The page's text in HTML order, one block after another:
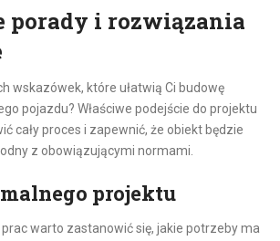
porady i rozwiązania
wskazówek, które ułatwią Ci budowę
pojazdu? Właściwe podejście do projektu
cały proces i zapewnić, że obiekt będzie
z obowiązującymi normami.
projektu
warto zastanowić się, jakie potrzeby ma